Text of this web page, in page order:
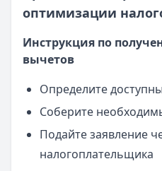
оптимизации
Инструкция по
вычетов
Определите
Соберите
Подайте заявление
налогоплательщика